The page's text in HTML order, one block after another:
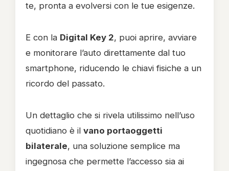
te, pronta a evolversi con le tue esigenze.
E con la Digital Key 2, puoi aprire, avviare
e monitorare l’auto direttamente dal tuo
smartphone, riducendo le chiavi fisiche a un
ricordo del passato.
Un dettaglio che si rivela utilissimo nell’uso
quotidiano è il vano portaoggetti
bilaterale, una soluzione semplice ma
ingegnosa che permette l’accesso sia ai